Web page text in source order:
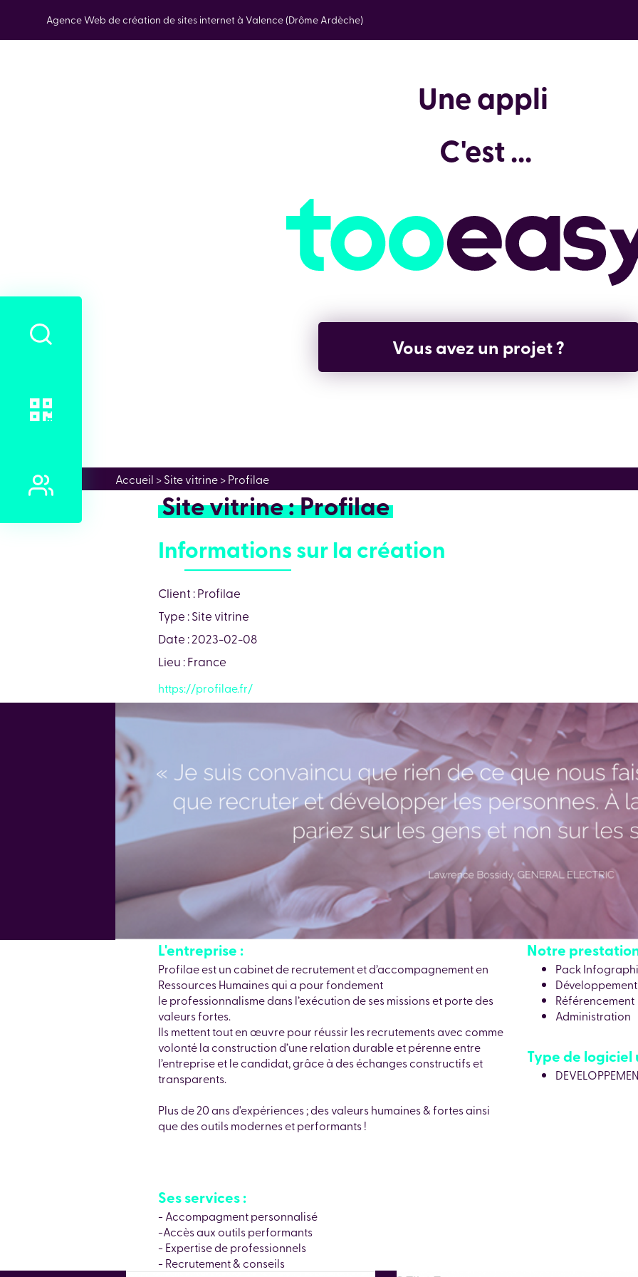
Agence Web de création de sites internet à Valence (Drôme Ardèche)
Pour un s
Je choisis ...
Un projet WordPress ou
Accueil > Site vitrine > Profilae
Site vitrine : Profilae
Informations sur la création
Client : Profilae
Type : Site vitrine
Date : 2023-02-08
Lieu : France
https://profilae.fr/
L'entreprise :
Profilae est un cabinet de recrutement et d’accompagnement en
Ressources Humaines qui a pour fondement
le professionnalisme dans l’exécution de ses missions et porte des
valeurs fortes.
Ils mettent tout en œuvre pour réussir les recrutements avec comme
volonté la construction d’une relation durable et pérenne entre
l’entreprise et le candidat, grâce à des échanges constructifs et
transparents.
Plus de 20 ans d'expériences ; des valeurs humaines & fortes ainsi
que des outils modernes et performants !
Ses services :
- Accompagment personnalisé
-Accès aux outils performants
- Expertise de professionnels
- Recrutement & conseils
Notre
Pack
Référencement
Administration
Type de logiciel